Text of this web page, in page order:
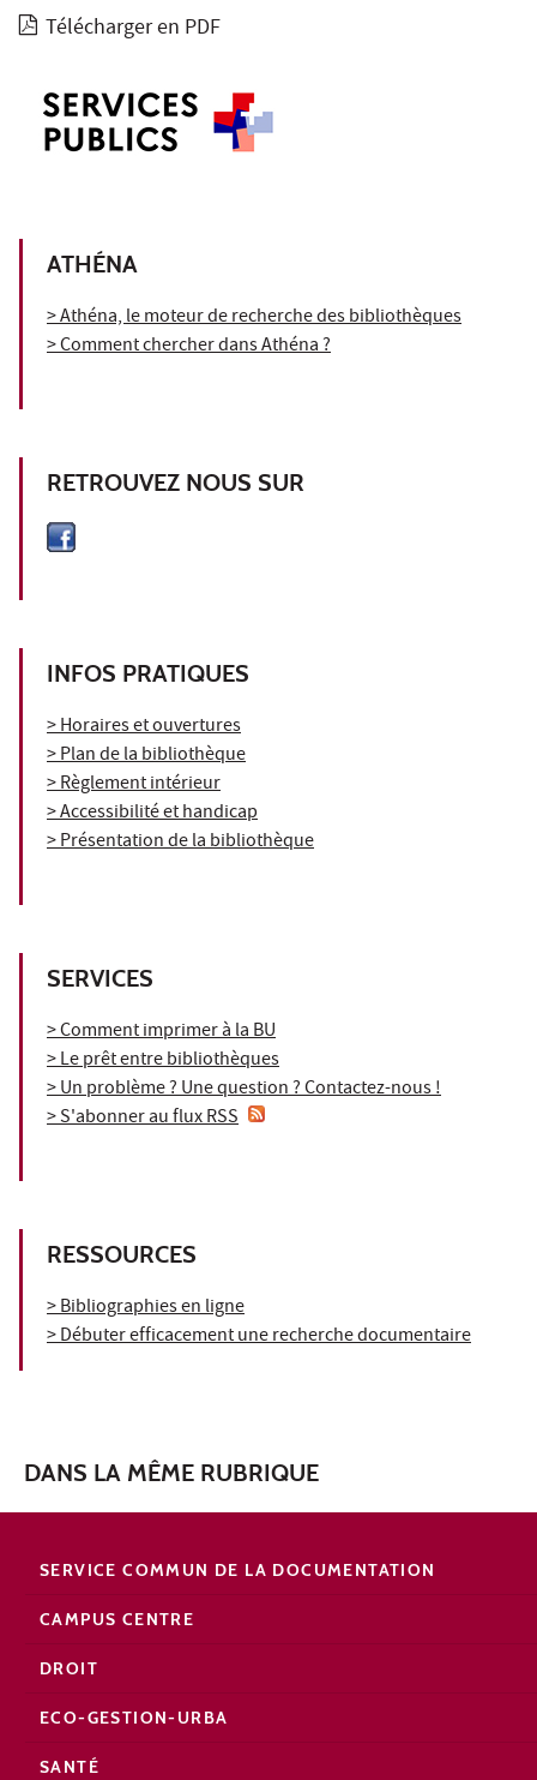
Télécharger en PDF
ATHÉNA
> Athéna, le moteur de recherche des bibliothèques
> Comment chercher dans Athéna ?
RETROUVEZ NOUS SUR
INFOS PRATIQUES
> Horaires et ouvertures
> Plan de la bibliothèque
> Règlement intérieur
> Accessibilité et handicap
> Présentation de la bibliothèque
SERVICES
> Comment imprimer à la BU
> Le prêt entre bibliothèques
> Un problème ? Une question ? Contactez-nous !
> S'abonner au flux RSS
RESSOURCES
> Bibliographies en ligne
> Débuter efficacement une recherche documentaire
DANS LA MÊME RUBRIQUE
SERVICE COMMUN DE LA DOCUMENTATION
CAMPUS CENTRE
DROIT
ECO-GESTION-URBA
SANTÉ